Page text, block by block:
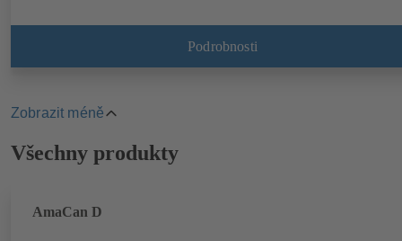
Podrobnosti
Zobrazit méněHighlights
Všechny produkty
AmaCan D